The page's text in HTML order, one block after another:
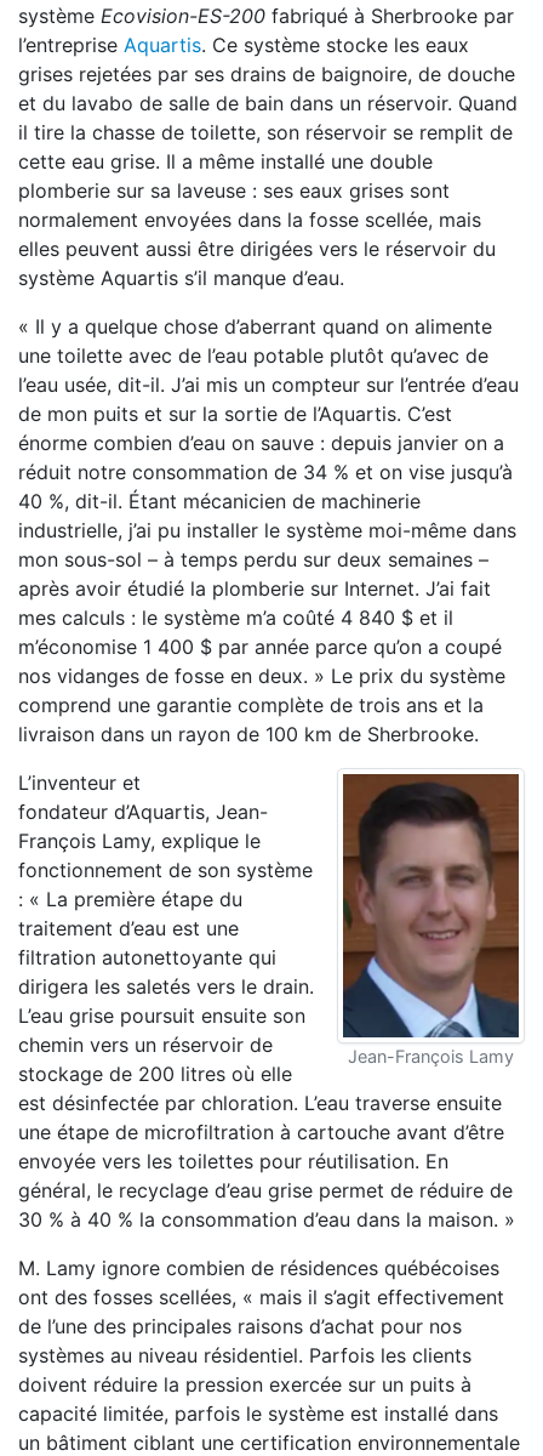
système Ecovision-ES-200 fabriqué à Sherbrooke par
l’entreprise Aquartis. Ce système stocke les eaux
grises rejetées par ses drains de baignoire, de douche
et du lavabo de salle de bain dans un réservoir. Quand
il tire la chasse de toilette, son réservoir se remplit de
cette eau grise. Il a même installé une double
plomberie sur sa laveuse : ses eaux grises sont
normalement envoyées dans la fosse scellée, mais
elles peuvent aussi être dirigées vers le réservoir du
système Aquartis s’il manque d’eau.
« Il y a quelque chose d’aberrant quand on alimente
une toilette avec de l’eau potable plutôt qu’avec de
l’eau usée, dit-il. J’ai mis un compteur sur l’entrée d’eau
de mon puits et sur la sortie de l’Aquartis. C’est
énorme combien d’eau on sauve : depuis janvier on a
réduit notre consommation de 34 % et on vise jusqu’à
40 %, dit-il. Étant mécanicien de machinerie
industrielle, j’ai pu installer le système moi-même dans
mon sous-sol – à temps perdu sur deux semaines –
après avoir étudié la plomberie sur Internet. J’ai fait
mes calculs : le système m’a coûté 4 840 $ et il
m’économise 1 400 $ par année parce qu’on a coupé
nos vidanges de fosse en deux. » Le prix du système
comprend une garantie complète de trois ans et la
livraison dans un rayon de 100 km de Sherbrooke.
Jean-François Lamy
L’inventeur et
fondateur d’Aquartis, Jean-
François Lamy, explique le
fonctionnement de son système
: « La première étape du
traitement d’eau est une
filtration autonettoyante qui
dirigera les saletés vers le drain.
L’eau grise poursuit ensuite son
chemin vers un réservoir de
stockage de 200 litres où elle
est désinfectée par chloration. L’eau traverse ensuite
une étape de microfiltration à cartouche avant d’être
envoyée vers les toilettes pour réutilisation. En
général, le recyclage d’eau grise permet de réduire de
30 % à 40 % la consommation d’eau dans la maison. »
M. Lamy ignore combien de résidences québécoises
ont des fosses scellées, « mais il s’agit effectivement
de l’une des principales raisons d’achat pour nos
systèmes au niveau résidentiel. Parfois les clients
doivent réduire la pression exercée sur un puits à
capacité limitée, parfois le système est installé dans
un bâtiment ciblant une certification environnementale